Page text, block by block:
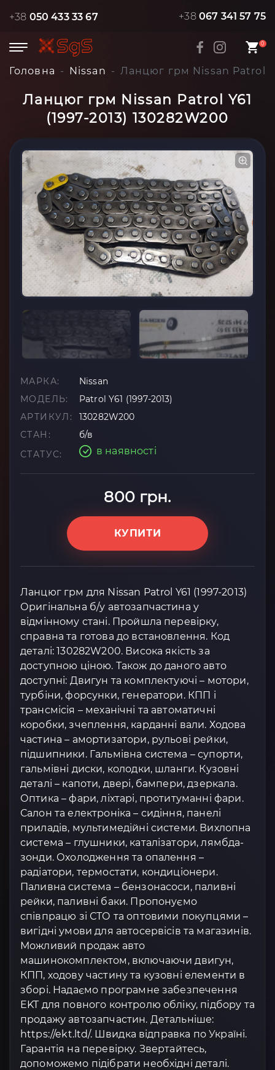
+38 050 433 33 67 +38 067 341 57 75
0
Головна Nissan Ланцюг грм Nissan Patrol
Ланцюг грм Nissan Patrol Y61
(1997-2013) 130282W200
МАРКА:
Nissan
МОДЕЛЬ:
Patrol Y61 (1997-2013)
АРТИКУЛ:
130282W200
СТАН:
б/в
СТАТУС:
в наявності
800 грн.
КУПИТИ
Ланцюг грм для Nissan Patrol Y61 (1997-2013)
Оригінальна б/у автозапчастина у
відмінному стані. Пройшла перевірку,
справна та готова до встановлення. Код
деталі: 130282W200. Висока якість за
доступною ціною. Також до даного авто
доступні: Двигун та комплектуючі – мотори,
турбіни, форсунки, генератори. КПП і
трансмісія – механічні та автоматичні
коробки, зчеплення, карданні вали. Ходова
частина – амортизатори, рульові рейки,
підшипники. Гальмівна система – супорти,
гальмівні диски, колодки, шланги. Кузовні
деталі – капоти, двері, бампери, дзеркала.
Оптика – фари, ліхтарі, протитуманні фари.
Салон та електроніка – сидіння, панелі
приладів, мультимедійні системи. Вихлопна
система – глушники, каталізатори, лямбда-
зонди. Охолодження та опалення –
радіатори, термостати, кондиціонери.
Паливна система – бензонасоси, паливні
рейки, паливні баки. Пропонуємо
співпрацю зі СТО та оптовими покупцями –
вигідні умови для автосервісів та магазинів.
Можливий продаж авто
машинокомплектом, включаючи двигун,
КПП, ходову частину та кузовні елементи в
зборі. Надаємо програмне забезпечення
EKT для повного контролю обліку, підбору та
продажу автозапчастин. Детальніше:
https://ekt.ltd/. Швидка відправка по Україні.
Гарантія на перевірку. Звертайтесь,
допоможемо підібрати необхідні деталі.